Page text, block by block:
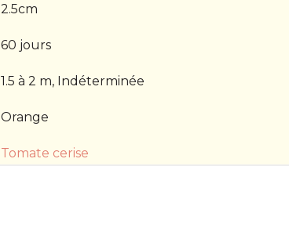
2.5cm
60 jours
1.5 à 2 m, Indéterminée
Orange
Tomate cerise